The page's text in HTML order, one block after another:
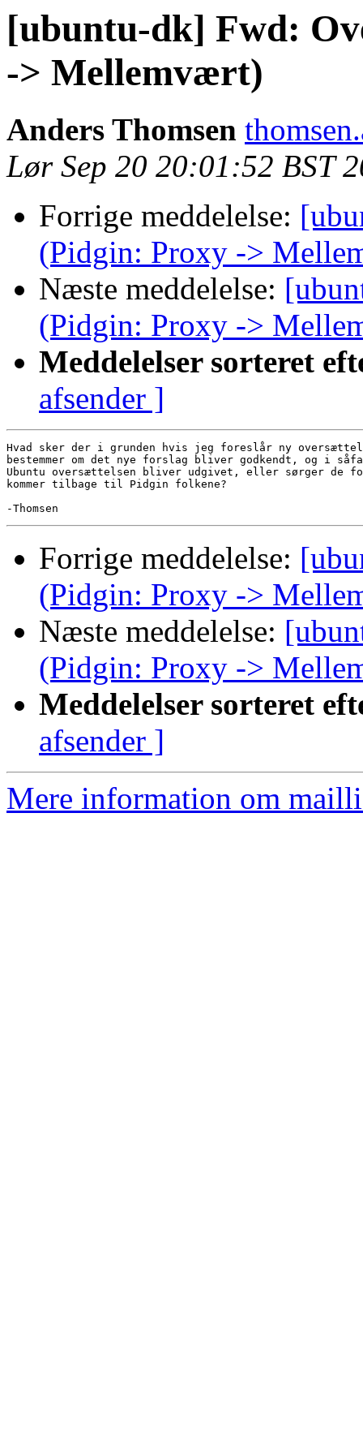
[ubuntu-dk] Fwd:
-> Mellemvært)
Anders Thomsen
Lør Sep 20 20:01:52 BST
Forrige meddelelse:
(Pidgin: Proxy ->
Næste meddelelse:
(Pidgin: Proxy ->
Meddelelser sorteret
afsender ]
Hvad sker der i grunden hvis jeg foreslår ny
bestemmer om det nye forslag bliver godkendt, og i
Ubuntu oversættelsen bliver udgivet, eller sørger de
kommer tilbage til Pidgin folkene?
Forrige meddelelse:
(Pidgin: Proxy ->
Næste meddelelse:
(Pidgin: Proxy ->
Meddelelser sorteret
afsender ]
Mere information om